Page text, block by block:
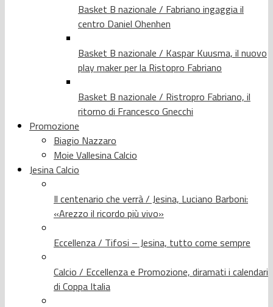
Basket B nazionale / Fabriano ingaggia il
centro Daniel Ohenhen
Basket B nazionale / Kaspar Kuusma, il nuovo
play maker per la Ristopro Fabriano
Basket B nazionale / Ristropro Fabriano, il
ritorno di Francesco Gnecchi
Promozione
Biagio Nazzaro
Moie Vallesina Calcio
Jesina Calcio
Il centenario che verrà / Jesina, Luciano Barboni:
«Arezzo il ricordo più vivo»
Eccellenza / Tifosi – Jesina, tutto come sempre
Calcio / Eccellenza e Promozione, diramati i calendari
di Coppa Italia